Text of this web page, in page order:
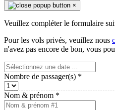
×
Veuillez compléter le formulaire
Pour les vols privés, veuillez nous
n'avez pas encore de bon, vous
Nombre de passager(s) *
Nom & prénom *